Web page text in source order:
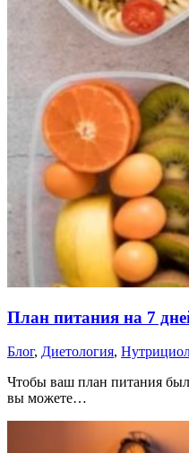
План питания на 7
Блог, Диетология,
Чтобы ваш план питания
вы можете…